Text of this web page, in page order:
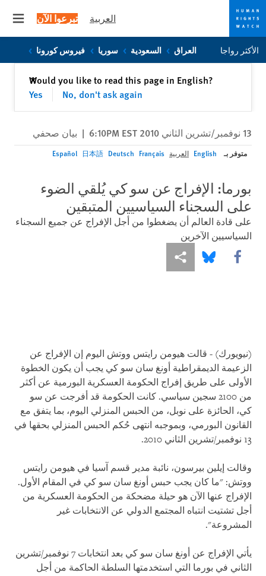
Skip
to
Skip
to
العربية تبرعوا الآن
الأكثر رواجا العراق السعودية سوريا فيروس كورونا
Would you like to read this page in English?
Yes
No, don't ask again
✕إغلاق
13 نوفمبر/تشرين الثاني 2010 6:10PM EST | بيان صحفي
متوفر بـ English العربية Français
Deutsch
日本語
Español
بورما: الإفراج عن سو كي يُلقي الضوء
على السجناء السياسيين المتبقين
على قادة العالم أن يضغطوا من أجل الإفراج عن جميع السجناء
السياسيين الآخرين
Share this via Facebook
Share this via Bluesky
Share this via مشاركة
(نيويورك) - قالت هيومن رايتس ووتش اليوم إن الإفراج عن
الزعيمة الديمقراطية أونغ سان سو كي يجب أن يكون الخطوة
الأولى على طريق إفراج الحكومة العسكرية البورمية عن أكثر
من 2100 سجين سياسي. كانت الحكومة قد أفرجت عن سو
كي، الحائزة على نوبل، من الحبس المنزلي اليوم، بما يتفق مع
القانون البورمي، وبموجبه انتهى حُكم الحبس المنزلي بحقها في
13 نوفمبر/تشرين الثاني 2010.
وقالت إيلين بيرسون، نائبة مدير قسم آسيا في هيومن رايتس
ووتش: "ما كان يجب حبس أونغ سان سو كي في المقام الأول.
الإفراج عنها الآن هو حيلة مضحكة من الحكومة العسكرية من
أجل تشتيت انتباه المجتمع الدولي عن الانتخابات غير
المشروعة".
يأتي الإفراج عن أونغ سان سو كي بعد انتخابات 7 نوفمبر/تشرين
الثاني في بورما التي استخدمتها السلطة الحاكمة من أجل